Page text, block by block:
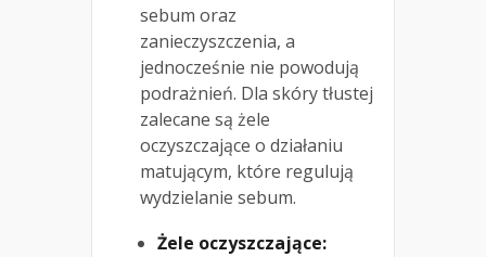
sebum oraz
zanieczyszczenia, a
jednocześnie nie powodują
podrażnień. Dla skóry tłustej
zalecane są żele
oczyszczające o działaniu
matującym, które regulują
wydzielanie sebum.
Żele oczyszczające: